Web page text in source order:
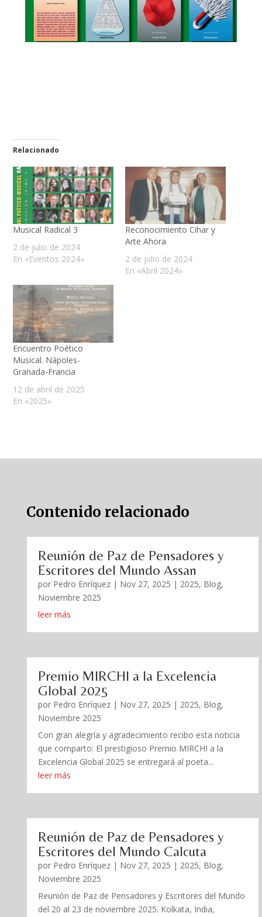
Relacionado
Musical Radical 3
2 de julio de 2024
En «Eventos 2024»
Reconocimiento Cihar y
Arte Ahora
2 de julio de 2024
En «Abril 2024»
Encuentro Poético
Musical. Nápoles-
Granada-Francia
12 de abril de 2025
En «2025»
Contenido relacionado
Reunión de Paz de Pensadores y
Escritores del Mundo Assan
por Pedro Enríquez| Nov 27, 2025 | 2025, Blog,
Noviembre 2025
leer más
Premio MIRCHI a la Excelencia
Global 2025
por Pedro Enríquez| Nov 27, 2025 | 2025, Blog,
Noviembre 2025
Con gran alegría y agradecimiento recibo esta noticia
que comparto: El prestigioso Premio MIRCHI a la
Excelencia Global 2025 se entregará al poeta...
leer más
Reunión de Paz de Pensadores y
Escritores del Mundo Calcuta
por Pedro Enríquez| Nov 27, 2025 | 2025, Blog,
Noviembre 2025
Reunión de Paz de Pensadores y Escritores del Mundo
del 20 al 23 de noviembre 2025. Kolkata, India,